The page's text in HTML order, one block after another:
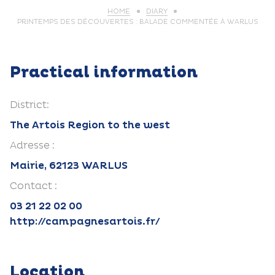
HOME
DIARY
PRINTEMPS DES DÉCOUVERTES : BALADE COMMENTÉE À WARLUS
Practical information
District:
The Artois Region to the west
Adresse :
Mairie, 62123 WARLUS
Contact :
03 21 22 02 00
http://campagnesartois.fr/